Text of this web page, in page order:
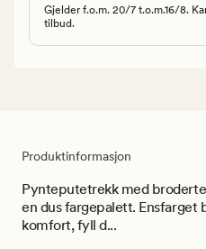
Gjelder f.o.m. 20/7 t.o.m.16/8.
tilbud.
Produktinformasjon
Pynteputetrekk med
en dus fargepalett. Ensfarget
komfort, fyll d...